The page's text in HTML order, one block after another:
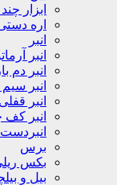
ابزار
اره
انبر
انبر
انبر دم
انبر
انبر قفلی
انبر کف
انبردست
برس
بکس
بیل و